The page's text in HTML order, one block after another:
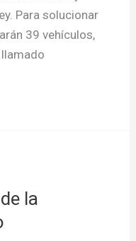
Para solucionar
39 vehículos,
la